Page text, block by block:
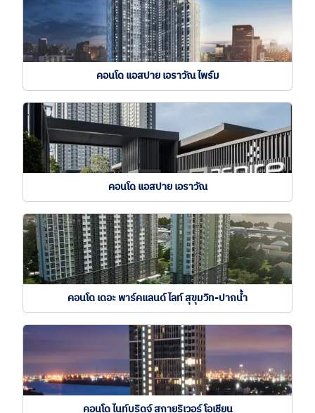
คอนโด แอสปาย เอราวัณ ไพร์ม
คอนโด แอสปาย เอราวัณ
คอนโด เดอะ พาร์คแลนด์ ไลท์ สุขุมวิท-ปากน้ำ
คอนโด ไนท์บริดจ์ สกายริเวอร์ โอเชียน